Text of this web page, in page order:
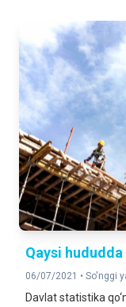
Qaysi
06/07/2021 • So'nggi
Davlat statistika